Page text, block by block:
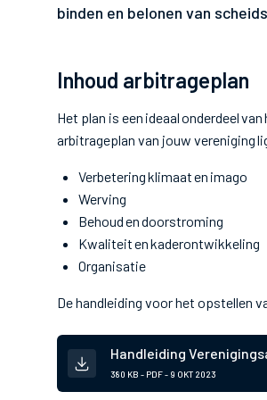
binden en belonen van
Inhoud arbitrageplan
Het plan is een ideaal onderdeel
arbitrageplan van jouw vereniging
Verbetering klimaat en imago
Werving
Behoud en doorstroming
Kwaliteit en kaderontwikkeling
Organisatie
De handleiding voor het opstellen
Handleiding
380 KB - PDF - 9 OKT 2023